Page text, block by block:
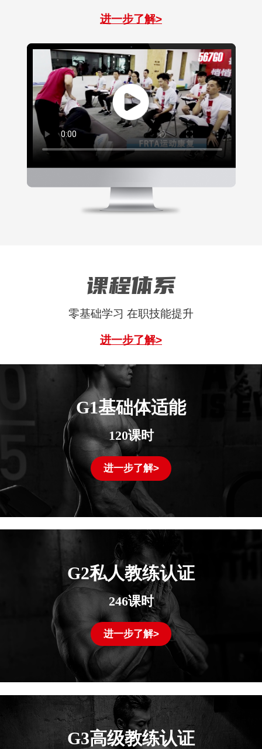
进一步了解>
课程体系
零基础学习 在职技能提升
进一步了解>
G1基础体适能
120课时
进一步了解>
G2私人教练认证
246课时
进一步了解>
G3高级教练认证